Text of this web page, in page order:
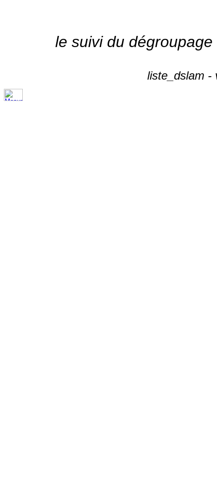
le suivi du
liste_dslam -